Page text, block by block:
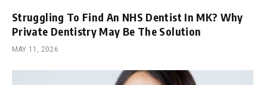
Struggling To Find An NHS Dentist In MK? Why
Private Dentistry May Be The Solution
MAY 11, 2026